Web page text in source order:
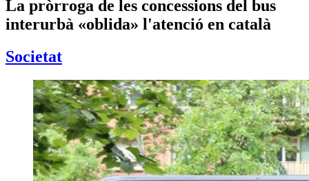
La pròrroga de les concessions del bus
interurbà «oblida» l'atenció en català
Societat